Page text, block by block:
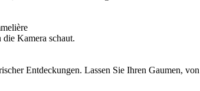
Entdeckungen. Lassen Sie Ihren Gaumen,